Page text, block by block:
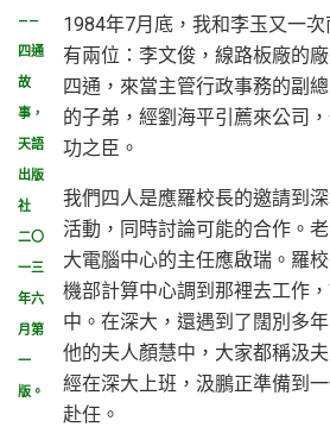
——
四通
故
事，
天語
出版
社
二〇
一三
年六
月第
一
版。
1984年7月底，我和李玉又一
有兩位：李文俊，線路板廠的
四通，來當主管行政事務的副
的子弟，經劉海平引薦來公司
功之臣。
我們四人是應羅校長的邀請到
活動，同時討論可能的合作。
大電腦中心的主任應啟瑞。羅
機部計算中心調到那裡去工作
中。在深大，還遇到了闊別多
他的夫人顏慧中，大家都稱汲
經在深大上班，汲鵬正準備到
赴任。